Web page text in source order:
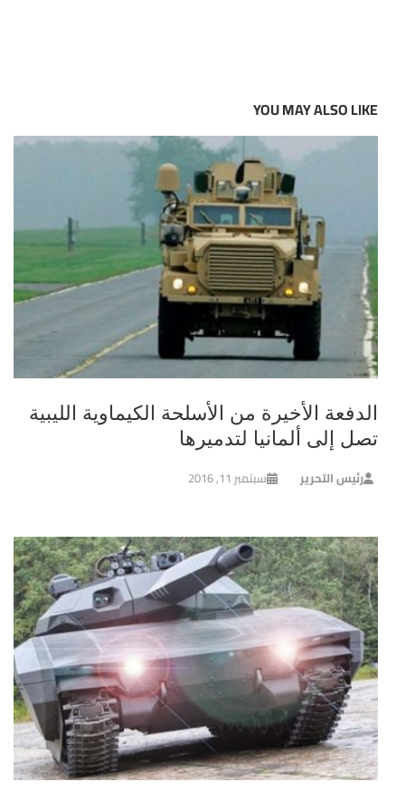
YOU MAY ALSO LIKE
الدفعة الأخيرة من الأسلحة الكيماوية الليبية
تصل إلى ألمانيا لتدميرها
رئيس التحرير سبتمبر 11, 2016